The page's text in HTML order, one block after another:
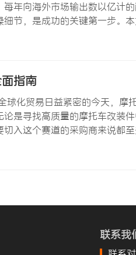
年向海外市场输出数以亿计
节，是成功的关键第一步。
已经形成了完整而成熟的…
指南
化贸易日益紧密的今天，摩
是寻找高质量的摩托车改装
入这个赛道的采购商来说都
家在起步阶段会面临一个…
联系我